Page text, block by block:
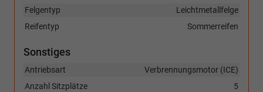
Leichtmetallfelge
Felgentyp
Sommerreifen
Reifentyp
Sonstiges
Verbrennungsmotor (ICE)
Antriebsart
5
Anzahl Sitzplätze